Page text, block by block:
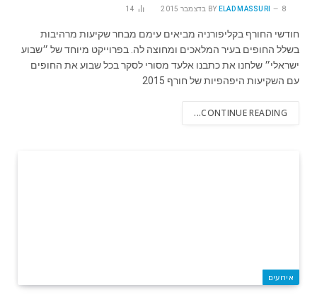
BY ELAD MASSURI 8 בדצמבר 2015 14
חודשי החורף בקליפורניה מביאים עימם מבחר שקיעות מרהיבות
בשלל החופים בעיר המלאכים ומחוצה לה. בפרוייקט מיוחד של ״שבוע
ישראלי״ שלחנו את כתבנו אלעד מסורי לסקר בכל שבוע את החופים
עם השקיעות היפהפיות של חורף 2015
CONTINUE READING...
אירועים